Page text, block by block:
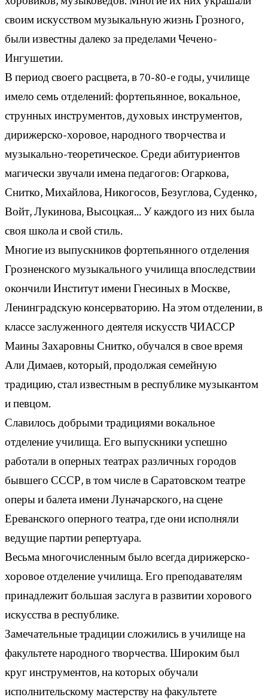
своим искусством музыкальную жизнь Грозного,
были известны далеко за пределами Чечено-
Ингушетии.
В период своего расцвета, в 70-80-е годы, училище
имело семь отделений: фортепьянное, вокальное,
струнных инструментов, духовых инструментов,
дирижерско-хоровое, народного творчества и
музыкально-теоретическое. Среди абитуриентов
магически звучали имена педагогов: Огаркова,
Снитко, Михайлова, Никогосов, Безуглова, Суденко,
Войт, Лукинова, Высоцкая... У каждого из них была
своя школа и свой стиль.
Многие из выпускников фортепьянного отделения
Грозненского музыкального училища впоследствии
окончили Институт имени Гнесиных в Москве,
Ленинградскую консерваторию. На этом отделении, в
классе заслуженного деятеля искусств ЧИАССР
Маины Захаровны Снитко, обучался в свое время
Али Димаев, который, продолжая семейную
традицию, стал известным в республике музыкантом
и певцом.
Славилось добрыми традициями вокальное
отделение училища. Его выпускники успешно
работали в оперных театрах различных городов
бывшего СССР, в том числе в Саратовском театре
оперы и балета имени Луначарского, на сцене
Ереванского оперного театра, где они исполняли
ведущие партии репертуара.
Весьма многочисленным было всегда дирижерско-
хоровое отделение училища. Его преподавателям
принадлежит большая заслуга в развитии хорового
искусства в республике.
Замечательные традиции сложились в училище на
факультете народного творчества. Широким был
круг инструментов, на которых обучали
исполнительскому мастерству на факультете